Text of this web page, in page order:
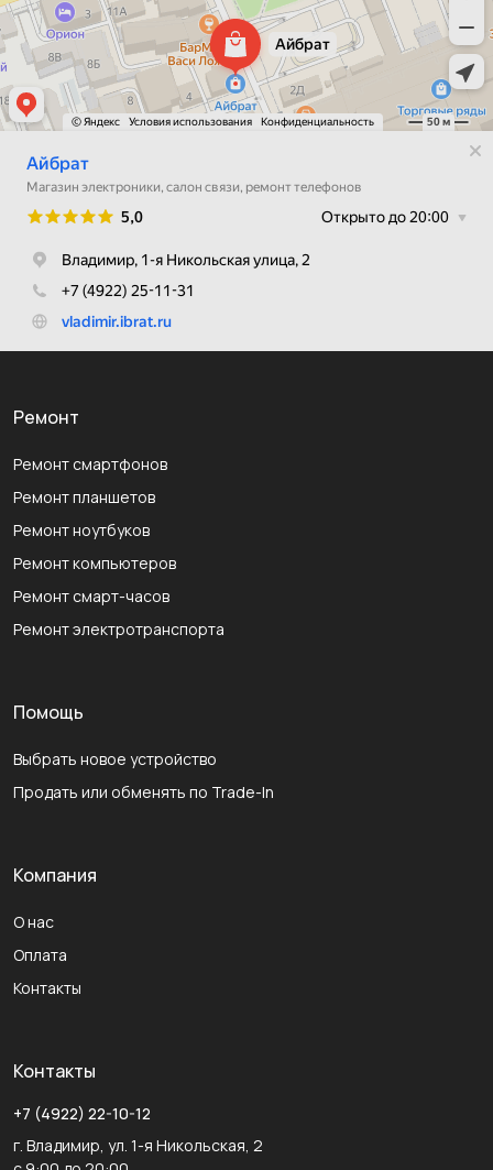
Ремонт
Ремонт смартфонов
Ремонт планшетов
Ремонт ноутбуков
Ремонт компьютеров
Ремонт смарт-часов
Ремонт электротранспорта
Помощь
Выбрать новое устройство
Продать или обменять по Trade-In
Компания
О нас
Оплата
Контакты
Контакты
+7 (4922) 22-10-12
г. Владимир, ул. 1-я Никольская, 2